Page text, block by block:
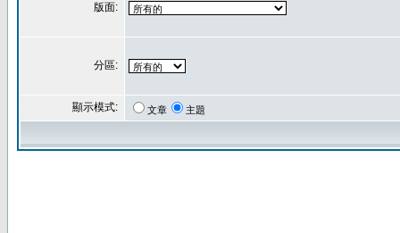
版面:
分區:
顯示模式: 文章 主題